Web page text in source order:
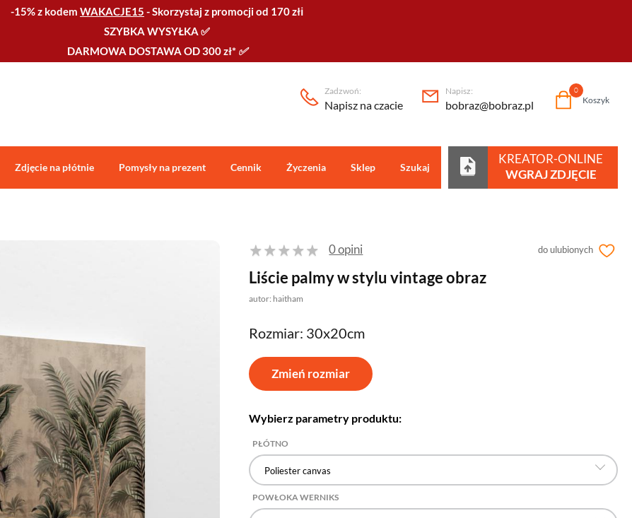
-15% z kodem WAKACJE15 -Skorzystaj z promocji od 170 złℹ️
SZYBKA WYSYŁKA ✅
DARMOWA DOSTAWA OD 300 zł* ✅
Zadzwoń:
Napisz na czacie
Napisz:
bobraz@bobraz.pl Koszyk
0
Zdjęcie na płótnie Pomysły na prezent Cennik Życzenia Sklep Szukaj Centrum pomocy
KREATOR-ONLINE
WGRAJ ZDJĘCIE
do ulubionych
0 opini
Liście palmy w stylu vintage obraz
autor: haitham
Rozmiar: 30x20cm
Zmień rozmiar
Wybierz parametry produktu:
PŁÓTNO
Poliester canvas
POWŁOKA WERNIKS